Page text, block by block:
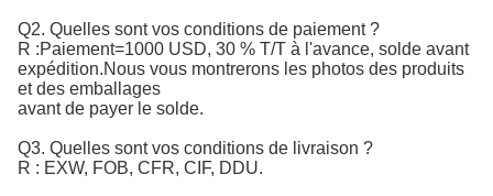
Q2. Quelles sont vos conditions de paiement ?
R :Paiement=1000 USD, 30 % T/T à l'avance, solde avant
expédition.Nous vous montrerons les photos des produits
et des emballages
avant de payer le solde.
Q3. Quelles sont vos conditions de livraison ?
R : EXW, FOB, CFR, CIF, DDU.